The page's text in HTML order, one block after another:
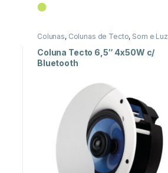
⬤
Colunas, Colunas de Tecto, Som e Luz
Coluna Tecto 6,5″ 4x50W c/
Bluetooth